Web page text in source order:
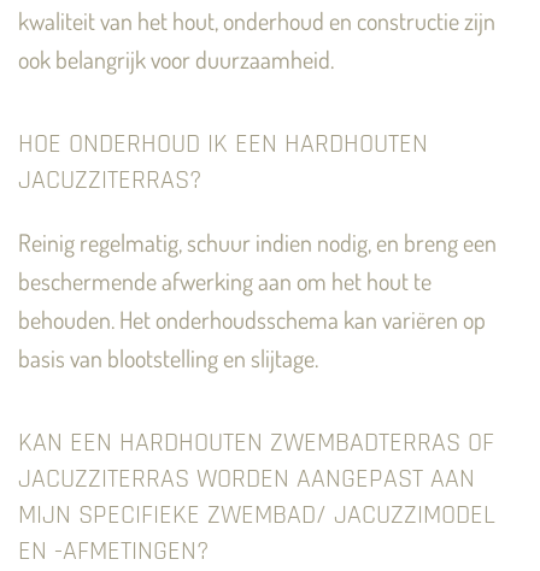
kwaliteit van het hout, onderhoud en constructie zijn
ook belangrijk voor duurzaamheid.
HOE ONDERHOUD IK EEN HARDHOUTEN
JACUZZITERRAS?
Reinig regelmatig, schuur indien nodig, en breng een
beschermende afwerking aan om het hout te
behouden. Het onderhoudsschema kan variëren op
basis van blootstelling en slijtage.
KAN EEN HARDHOUTEN ZWEMBADTERRAS OF
JACUZZITERRAS WORDEN AANGEPAST AAN
MIJN SPECIFIEKE ZWEMBAD/ JACUZZIMODEL
EN -AFMETINGEN?